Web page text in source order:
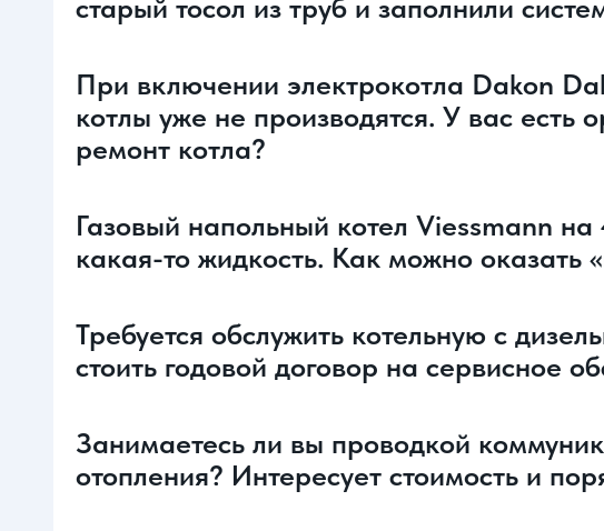
При включении электрокотла Dakon
котлы уже не производятся. У вас
ремонт котла?
Газовый напольный котел Viessmann
какая-то жидкость. Как можно оказать
Требуется обслужить котельную с
стоить годовой договор на сервисное
Занимаетесь ли вы проводкой
отопления? Интересует стоимость и